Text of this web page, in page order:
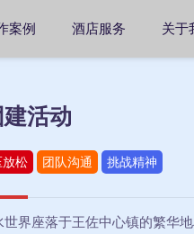
案例 酒店服务 关于
活动
松 团队沟通 挑战精神
界座落于王佐中心镇的繁华